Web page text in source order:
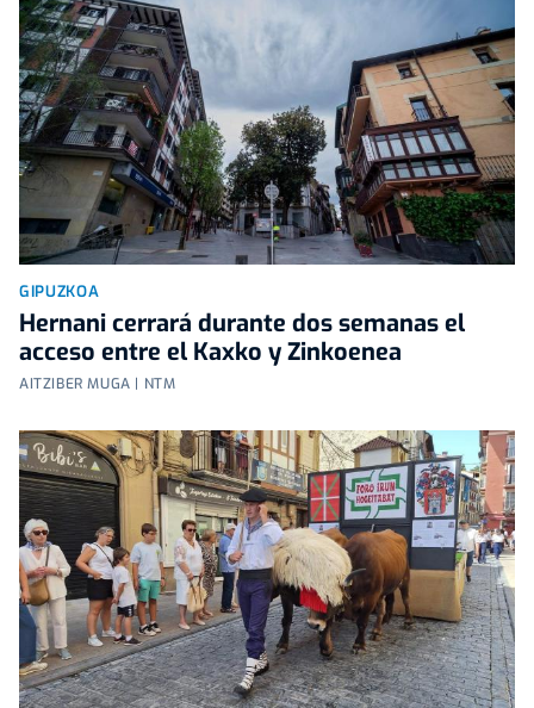
GIPUZKOA
Hernani cerrará durante dos semanas el
acceso entre el Kaxko y Zinkoenea
AITZIBER MUGA | NTM